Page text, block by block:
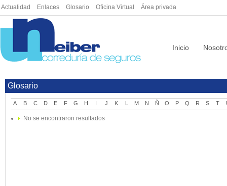
Actualidad Enlaces Glosario Oficina Virtual Área privada
Inicio
Glosario
A B C D E F G H I J K L M N Ñ O P Q R S T
No se encontraron resultados